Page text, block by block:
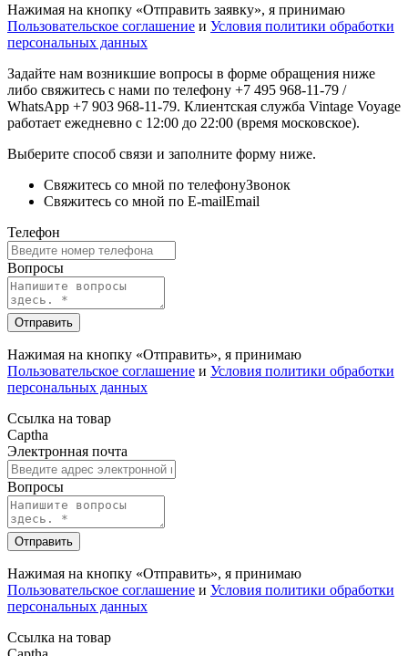
Нажимая на кнопку «Отправить заявку», я принимаю
Пользовательское соглашение и Условия политики обработки
персональных данных
Задайте нам возникшие вопросы в форме обращения ниже
либо свяжитесь с нами по телефону +7 495 968-11-79 /
WhatsApp +7 903 968-11-79. Клиентская служба Vintage Voyage
работает ежедневно с 12:00 до 22:00 (время московское).
Выберите способ связи и заполните форму ниже.
Свяжитесь со мной по телефонуЗвонок
Свяжитесь со мной по E-mailEmail
Телефон
Вопросы
Отправить
Нажимая на кнопку «Отправить», я принимаю
Пользовательское соглашение и Условия политики обработки
персональных данных
Ссылка на товар
Captha
Электронная почта
Вопросы
Отправить
Нажимая на кнопку «Отправить», я принимаю
Пользовательское соглашение и Условия политики обработки
персональных данных
Ссылка на товар